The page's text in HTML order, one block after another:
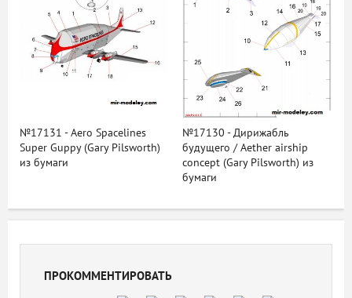
№17131 - Aero Spacelines
Super Guppy (Gary Pilsworth)
из бумаги
№17130 - Дирижабль
будущего / Aether airship
concept (Gary Pilsworth) из
бумаги
ПРОКОММЕНТИРОВАТЬ